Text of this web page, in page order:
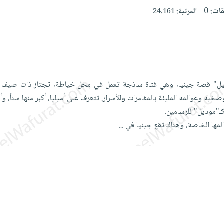
0 المرتبة:24,161
قصة جينيا، وهي فتاة ساذجة تعمل في محل خياطة، تجتاز ذات صيف
وعوالمه المليئة بالمغامرات والأسرار. تتعرف على أميليا، أكبر منها
للرسامين.
الخاصة، وهناك تقع جينيا في...